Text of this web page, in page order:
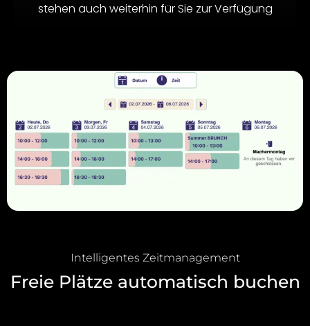
stehen auch weiterhin für Sie zur Verfügung
Intelligentes Zeitmanagement
Freie Plätze automatisch buchen